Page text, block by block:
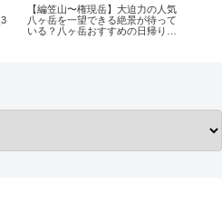
お
感動の絶景登山ベスト3！圧倒的な
美しさと感動を味わえる山々